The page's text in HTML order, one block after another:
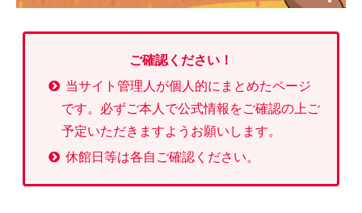
ご確認ください！
当サイト管理人が個人的にまとめたページ
です。必ずご本人で公式情報をご確認の上ご
予定いただきますようお願いします。
休館日等は各自ご確認ください。